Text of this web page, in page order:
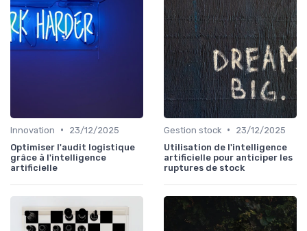
Innovation •
23/12/2025
Optimiser l'audit logistique
grâce à l'intelligence
artificielle
Gestion stock •
23/12/2025
Utilisation de l'intelligence
artificielle pour anticiper les
ruptures de stock